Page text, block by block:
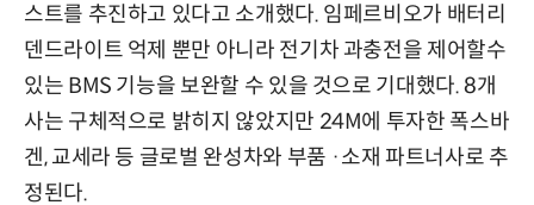
스트를 추진하고 있다고 소개했다. 임페르비오가 배터리
덴드라이트 억제 뿐만 아니라 전기차 과충전을 제어할수
있는 BMS 기능을 보완할 수 있을 것으로 기대했다. 8개
사는 구체적으로 밝히지 않았지만 24M에 투자한 폭스바
겐, 교세라 등 글로벌 완성차와 부품 ·소재 파트너사로 추
정된다.